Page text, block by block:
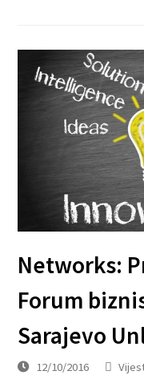
Networks:
Forum
Sarajevo
12/10/2016